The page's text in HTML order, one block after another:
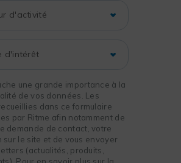
une grande importance à la
de vos données. Les
dans ce formulaire
par Ritme afin notamment de
demande de contact, votre
sur le site et de vous envoyer
(actualités, produits,
Pour en savoir plus sur la